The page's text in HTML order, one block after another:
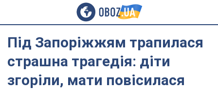
Під Запоріжжям трапилася
страшна трагедія: діти
згоріли, мати повісилася